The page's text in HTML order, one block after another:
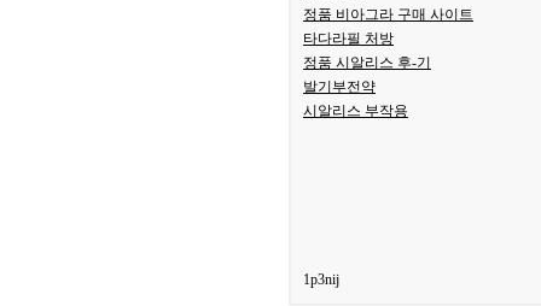
정품 비아그라 구매 사이트
타다라필 처방
정품 시알리스 후-기
발기부전약
시알리스 부작용
1p3nij